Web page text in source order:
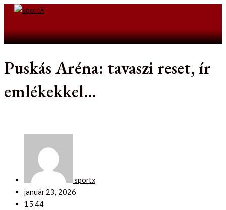
Skip
Puskás Aréna: tavaszi reset, ír
emlékekkel…
sportx
január 23, 2026
15:44